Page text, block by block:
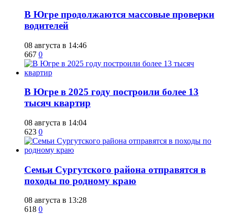
​В Югре продолжаются массовые проверки
водителей
08 августа в 14:46
667 0
​В Югре в 2025 году построили более 13
тысяч квартир
08 августа в 14:04
623 0
​Семьи Сургутского района отправятся в
походы по родному краю
08 августа в 13:28
618 0